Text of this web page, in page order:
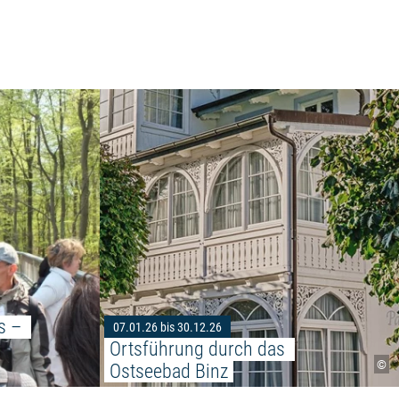
–
Weiterlesen: "Über den Horizont hinaus –
©
07.01.26 bis 30.12.26
Ortsführung durch das
Ostseebad Binz